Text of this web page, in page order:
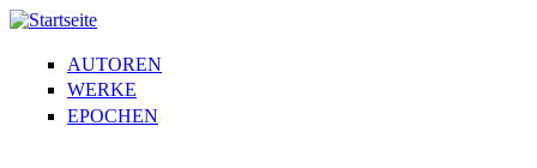
AUTOREN
WERKE
EPOCHEN